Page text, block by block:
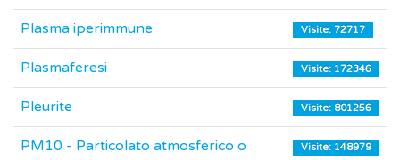
Plasma iperimmune Visite: 72717
Plasmaferesi Visite: 172346
Pleurite Visite: 801256
PM10 - Particolato atmosferico o
Visite: 148979